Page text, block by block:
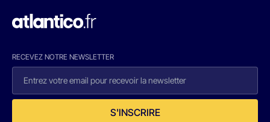
RECEVEZ NOTRE NEWSLETTER
S'INSCRIRE